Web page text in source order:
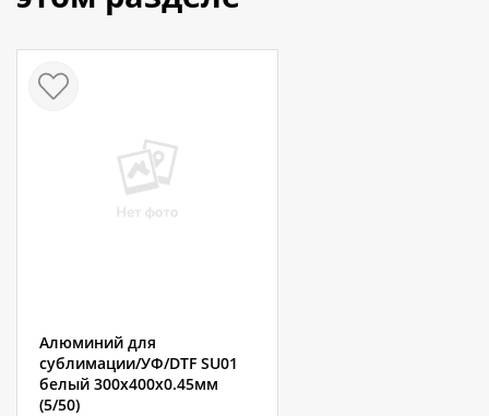
Алюминий для
сублимации/УФ/DTF SU01
белый 300х400х0.45мм
(5/50)